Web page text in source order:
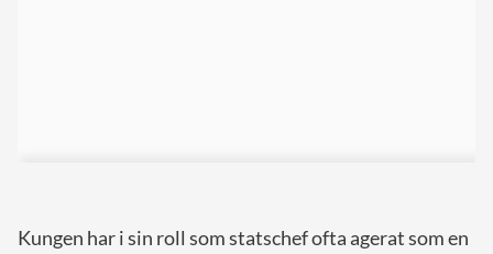
Kungen har i sin roll som statschef ofta agerat som en